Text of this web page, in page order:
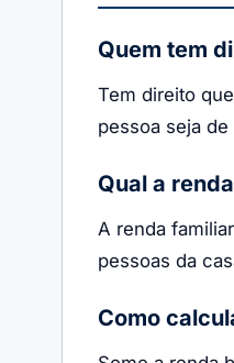
Quem tem
Tem direito
pessoa seja
Qual a
A renda
pessoas da
Como